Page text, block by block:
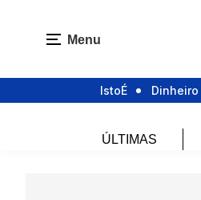
Menu
IstoÉ Dinheiro
ÚLTIMAS